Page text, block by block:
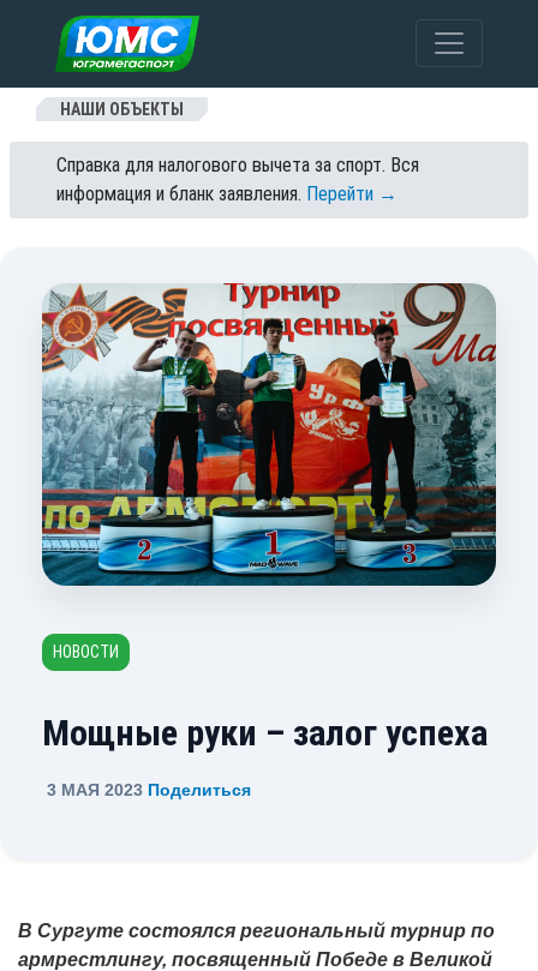
Перейти к содержанию
НАШИ ОБЪЕКТЫ
Справка для налогового вычета за спорт. Вся
информация и бланк заявления. Перейти →
НОВОСТИ
Мощные руки – залог успеха
3 МАЯ 2023 Поделиться
В Сургуте состоялся региональный турнир по
армрестлингу, посвященный Победе в Великой